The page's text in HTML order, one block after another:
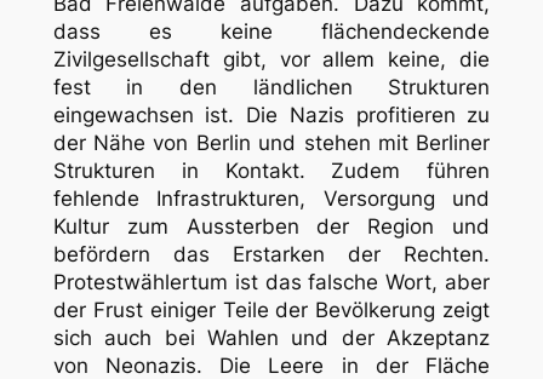
dass es keine flächendeckende
Zivilgesellschaft gibt, vor allem keine, die
fest in den ländlichen Strukturen
eingewachsen ist. Die Nazis profitieren zu
der Nähe von Berlin und stehen mit Berliner
Strukturen in Kontakt. Zudem führen
fehlende Infrastrukturen, Versorgung und
Kultur zum Aussterben der Region und
befördern das Erstarken der Rechten.
Protestwählertum ist das falsche Wort, aber
der Frust einiger Teile der Bevölkerung zeigt
sich auch bei Wahlen und der Akzeptanz
von Neonazis. Die Leere in der Fläche